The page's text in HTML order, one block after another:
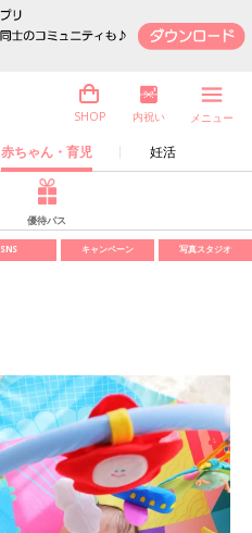
赤ちゃん・育児 妊活
SHOP 内祝い メニュー
優待パス
SNS キャンペーン 写真スタジオ